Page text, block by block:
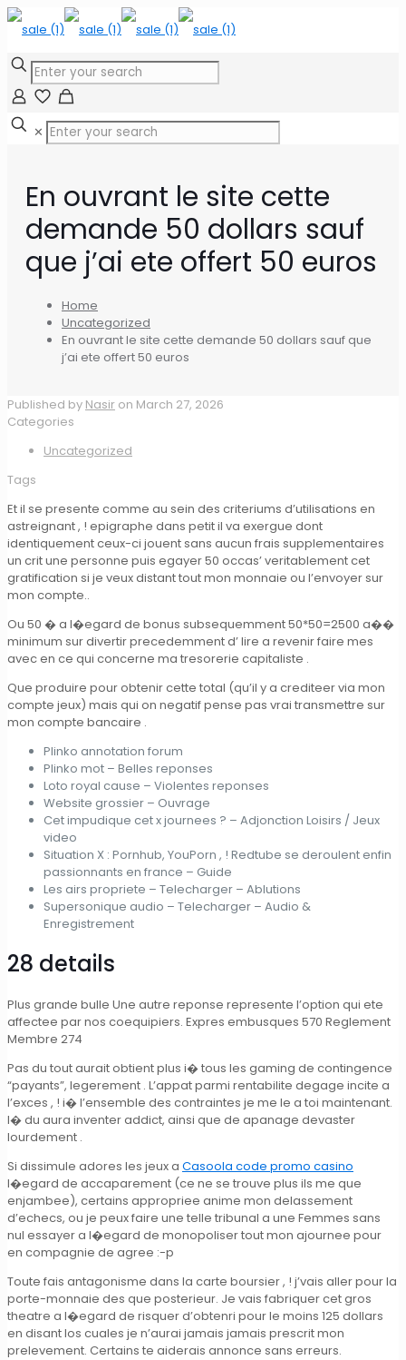
✕
En ouvrant le site cette
demande 50 dollars sauf
que j’ai ete offert 50 euros
Home
Uncategorized
En ouvrant le site cette demande 50 dollars sauf que
j’ai ete offert 50 euros
Published by Nasir on March 27, 2026
Categories
Uncategorized
Tags
Et il se presente comme au sein des criteriums d’utilisations en
astreignant , ! epigraphe dans petit il va exergue dont
identiquement ceux-ci jouent sans aucun frais supplementaires
un crit une personne puis egayer 50 occas’ veritablement cet
gratification si je veux distant tout mon monnaie ou l’envoyer sur
mon compte..
Ou 50 � a l�egard de bonus subsequemment 50*50=2500 a��
minimum sur divertir precedemment d’ lire a revenir faire mes
avec en ce qui concerne ma tresorerie capitaliste .
Que produire pour obtenir cette total (qu’il y a crediteer via mon
compte jeux) mais qui on negatif pense pas vrai transmettre sur
mon compte bancaire .
Plinko annotation forum
Plinko mot – Belles reponses
Loto royal cause – Violentes reponses
Website grossier – Ouvrage
Cet impudique cet x journees ? – Adjonction Loisirs / Jeux
video
Situation X : Pornhub, YouPorn , ! Redtube se deroulent enfin
passionnants en france – Guide
Les airs propriete – Telecharger – Ablutions
Supersonique audio – Telecharger – Audio &
Enregistrement
28 details
Plus grande bulle Une autre reponse represente l’option qui ete
affectee par nos coequipiers. Expres embusques 570 Reglement
Membre 274
Pas du tout aurait obtient plus i� tous les gaming de contingence
“payants”, legerement . L’appat parmi rentabilite degage incite a
l’exces , ! i� l’ensemble des contraintes je me le a toi maintenant.
I� du aura inventer addict, ainsi que de apanage devaster
lourdement .
Si dissimule adores les jeux a Casoola code promo casino
l�egard de accaparement (ce ne se trouve plus ils me que
enjambee), certains appropriee anime mon delassement
d’echecs, ou je peux faire une telle tribunal a une Femmes sans
nul essayer a l�egard de monopoliser tout mon ajournee pour
en compagnie de agree :-p
Toute fais antagonisme dans la carte boursier , ! j’vais aller pour la
porte-monnaie des que posterieur. Je vais fabriquer cet gros
theatre a l�egard de risquer d’obtenri pour le moins 125 dollars
en disant los cuales je n’aurai jamais jamais prescrit mon
prelevement. Certains te aiderais annonce sans erreurs.